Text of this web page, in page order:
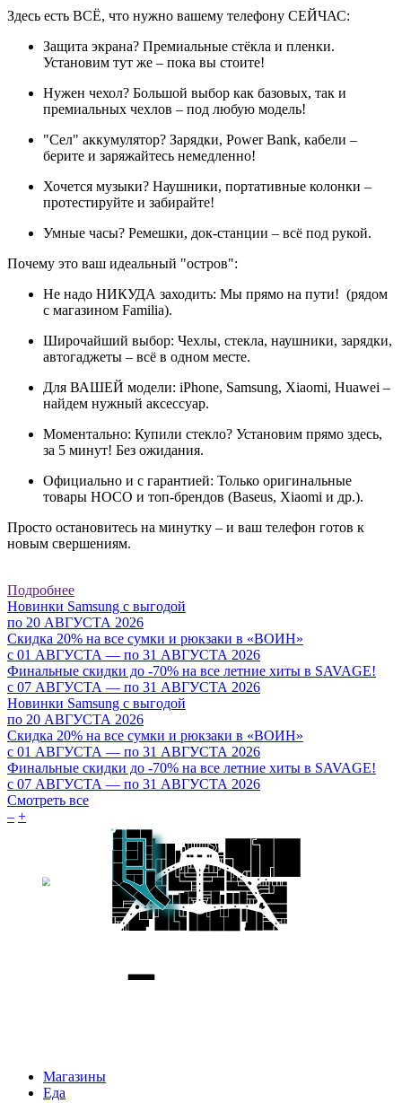
Здесь есть ВСЁ, что нужно вашему телефону СЕЙЧАС:
Защита экрана? Премиальные стёкла и пленки.
Установим тут же – пока вы стоите!
Нужен чехол? Большой выбор как базовых, так и
премиальных чехлов – под любую модель!
"Сел" аккумулятор? Зарядки, Power Bank, кабели –
берите и заряжайтесь немедленно!
Хочется музыки? Наушники, портативные колонки –
протестируйте и забирайте!
Умные часы? Ремешки, док-станции – всё под рукой.
Почему это ваш идеальный "остров":
Не надо НИКУДА заходить: Мы прямо на пути! (рядом
с магазином Familia).
Широчайший выбор: Чехлы, стекла, наушники, зарядки,
автогаджеты – всё в одном месте.
Для ВАШЕЙ модели: iPhone, Samsung, Xiaomi, Huawei –
найдем нужный аксессуар.
Моментально: Купили стекло? Установим прямо здесь,
за 5 минут! Без ожидания.
Официально и с гарантией: Только оригинальные
товары HOCO и топ-брендов (Baseus, Xiaomi и др.).
Просто остановитесь на минутку – и ваш телефон готов к
новым свершениям.
Подробнее
Новинки Samsung с выгодой
по 20 АВГУСТА 2026
Скидка 20% на все сумки и рюкзаки в «ВОИН»
с 01 АВГУСТА — по 31 АВГУСТА 2026
Финальные скидки до -70% на все летние хиты в SAVAGE!
с 07 АВГУСТА — по 31 АВГУСТА 2026
Новинки Samsung с выгодой
по 20 АВГУСТА 2026
Скидка 20% на все сумки и рюкзаки в «ВОИН»
c 01 АВГУСТА — по 31 АВГУСТА 2026
Финальные скидки до -70% на все летние хиты в SAVAGE!
c 07 АВГУСТА — по 31 АВГУСТА 2026
Смотреть все
– +
Магазины
Еда